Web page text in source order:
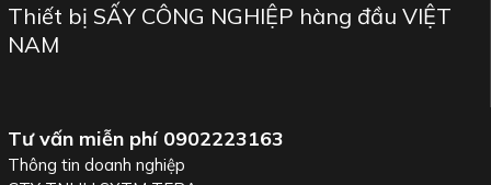
Thiết bị SẤY CÔNG NGHIỆP hàng đầu VIỆT
NAM
Tư vấn miễn phí 0902223163
Thông tin doanh nghiệp